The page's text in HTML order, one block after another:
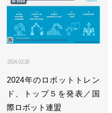
2024.02.28
2024年のロボットトレン
ド、トップ５を発表／国
際ロボット連盟